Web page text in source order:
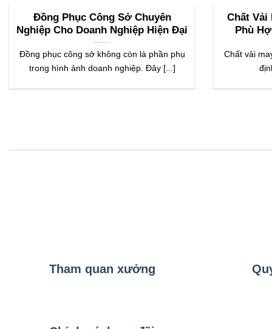
Đồng Phục Công Sở Chuyên
Nghiệp Cho Doanh Nghiệp Hiện Đại
Đồng phục công sở không còn là phần phụ
trong hình ảnh doanh nghiệp. Đây [...]
Chất Vải
Phù
Chất vải
Tham quan xưởng